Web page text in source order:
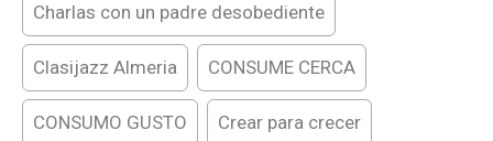
Charlas con un padre desobediente
Clasijazz Almeria CONSUME CERCA
CONSUMO GUSTO Crear para crecer